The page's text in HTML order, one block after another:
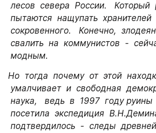
лесов  севера  России.   Который
пытаются  нащупать  хранителей
сокровенного.   Конечно,
свалить  на  коммунистов  -
модным.
Но  тогда  почему  от  этой
умалчивает  и  свободная
наука,   ведь  в  1997  году руины
посетила  экспедиция
подтвердилось  -  следы